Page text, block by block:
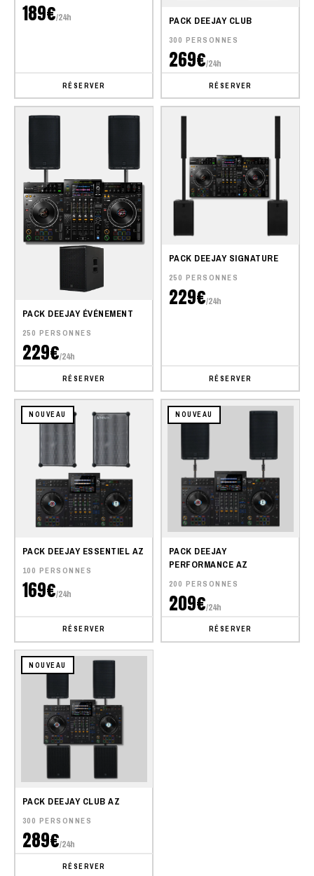
189€/24h
RÉSERVER
PACK DEEJAY CLUB
300 PERSONNES
269€/24h
RÉSERVER
PACK DEEJAY ÉVÉNEMENT
250 PERSONNES
229€/24h
RÉSERVER
PACK DEEJAY SIGNATURE
250 PERSONNES
229€/24h
RÉSERVER
NOUVEAU
PACK DEEJAY ESSENTIEL AZ
100 PERSONNES
169€/24h
RÉSERVER
NOUVEAU
PACK DEEJAY
PERFORMANCE AZ
200 PERSONNES
209€/24h
RÉSERVER
NOUVEAU
PACK DEEJAY CLUB AZ
300 PERSONNES
289€/24h
RÉSERVER